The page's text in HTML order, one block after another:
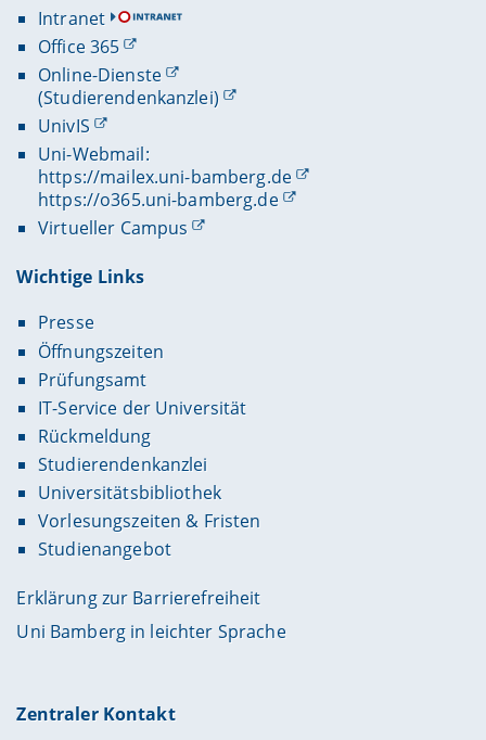
Intranet
Office 365
Online-Dienste
(Studierendenkanzlei)
UnivIS
Uni-Webmail:
https://mailex.uni-bamberg.de
https://o365.uni-bamberg.de
Virtueller Campus
Wichtige Links
Presse
Öffnungszeiten
Prüfungsamt
IT-Service der Universität
Rückmeldung
Studierendenkanzlei
Universitätsbibliothek
Vorlesungszeiten & Fristen
Studienangebot
Erklärung zur Barrierefreiheit
Uni Bamberg in leichter Sprache
Zentraler Kontakt